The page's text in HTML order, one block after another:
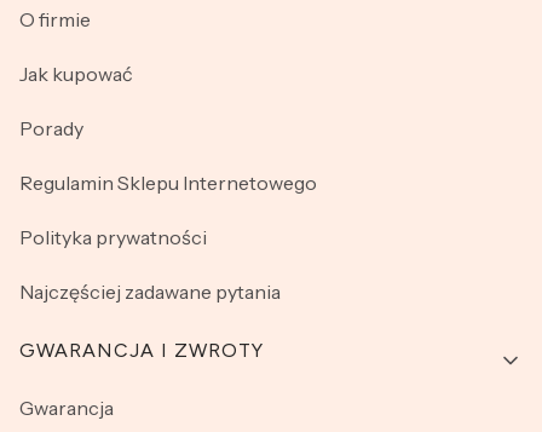
O firmie
Jak kupować
Porady
Regulamin Sklepu Internetowego
Polityka prywatności
Najczęściej zadawane pytania
GWARANCJA I ZWROTY
Gwarancja